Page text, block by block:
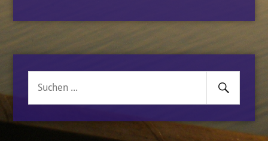
Suche
Senden